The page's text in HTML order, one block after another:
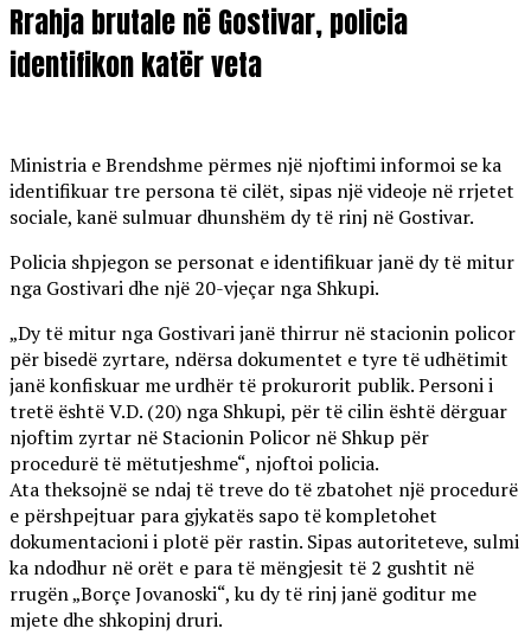
Rrahja brutale në Gostivar, policia
identifikon katër veta
Ministria e Brendshme përmes një njoftimi informoi se ka
identifikuar tre persona të cilët, sipas një videoje në rrjetet
sociale, kanë sulmuar dhunshëm dy të rinj në Gostivar.
Policia shpjegon se personat e identifikuar janë dy të mitur
nga Gostivari dhe një 20-vjeçar nga Shkupi.
„Dy të mitur nga Gostivari janë thirrur në stacionin policor
për bisedë zyrtare, ndërsa dokumentet e tyre të udhëtimit
janë konfiskuar me urdhër të prokurorit publik. Personi i
tretë është V.D. (20) nga Shkupi, për të cilin është dërguar
njoftim zyrtar në Stacionin Policor në Shkup për
procedurë të mëtutjeshme“, njoftoi policia.
Ata theksojnë se ndaj të treve do të zbatohet një procedurë
e përshpejtuar para gjykatës sapo të kompletohet
dokumentacioni i plotë për rastin. Sipas autoriteteve, sulmi
ka ndodhur në orët e para të mëngjesit të 2 gushtit në
rrugën „Borçe Jovanoski“, ku dy të rinj janë goditur me
mjete dhe shkopinj druri.